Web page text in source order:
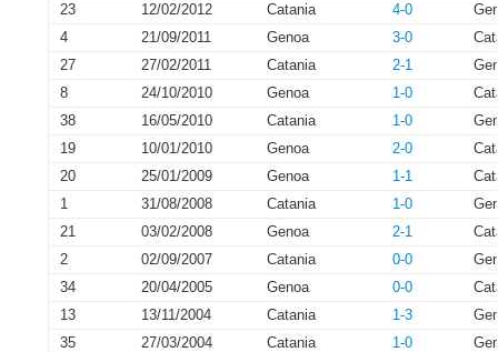
23
12/02/2012 Catania 4-0
4
21/09/2011 Genoa 3-0
27
27/02/2011 Catania 2-1
8
24/10/2010 Genoa 1-0
38
16/05/2010 Catania 1-0
19
10/01/2010 Genoa 2-0
20
25/01/2009 Genoa 1-1
1
31/08/2008 Catania 1-0
21
03/02/2008 Genoa 2-1
2
02/09/2007 Catania 0-0
34
20/04/2005 Genoa 0-0
13
13/11/2004 Catania 1-3
35
27/03/2004 Catania 1-0